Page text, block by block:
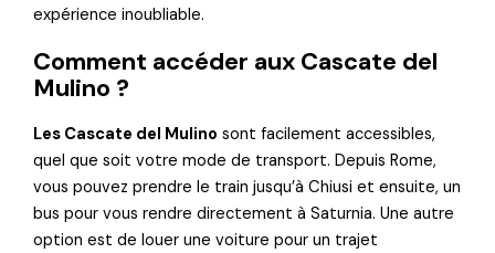
expérience inoubliable.
Comment accéder aux Cascate del
Mulino ?
Les Cascate del Mulino sont facilement accessibles,
quel que soit votre mode de transport. Depuis Rome,
vous pouvez prendre le train jusqu’à Chiusi et ensuite, un
bus pour vous rendre directement à Saturnia. Une autre
option est de louer une voiture pour un trajet